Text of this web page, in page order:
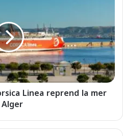
Linea reprend la mer